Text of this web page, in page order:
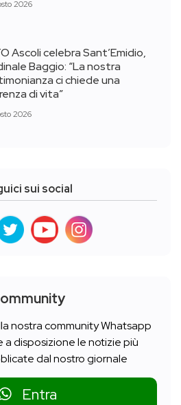
2026
Ascoli celebra Sant’Emidio,
Baggio: “La nostra
ci chiede una
di vita”
2026
sui social
nostra community Whatsapp
a disposizione le notizie più
dal nostro giornale
Entra